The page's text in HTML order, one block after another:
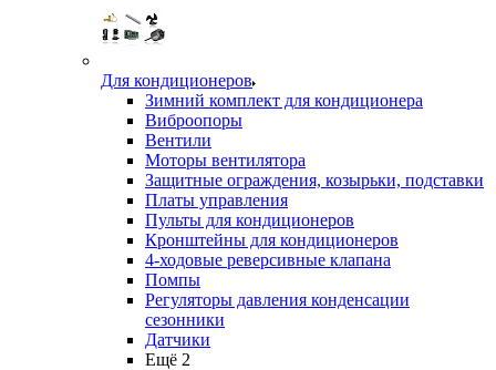
Для кондиционеров
Зимний комплект для кондиционера
Виброопоры
Вентили
Моторы вентилятора
Защитные ограждения, козырьки, подставки
Платы управления
Пульты для кондиционеров
Кронштейны для кондиционеров
4-ходовые реверсивные клапана
Помпы
Регуляторы давления конденсации
сезонники
Датчики
Ещё 2